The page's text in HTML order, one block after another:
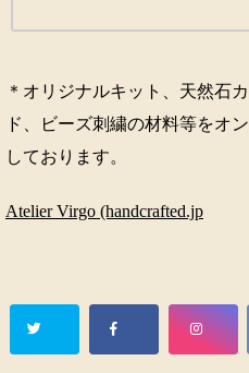
＊オリジナルキット、天然石
ド、ビーズ刺繍の材料等をオ
しております。
Atelier Virgo (handcrafted.jp